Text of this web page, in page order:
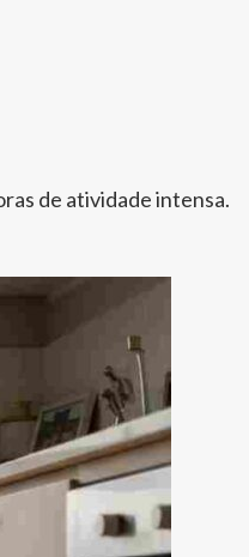
de atividade intensa.